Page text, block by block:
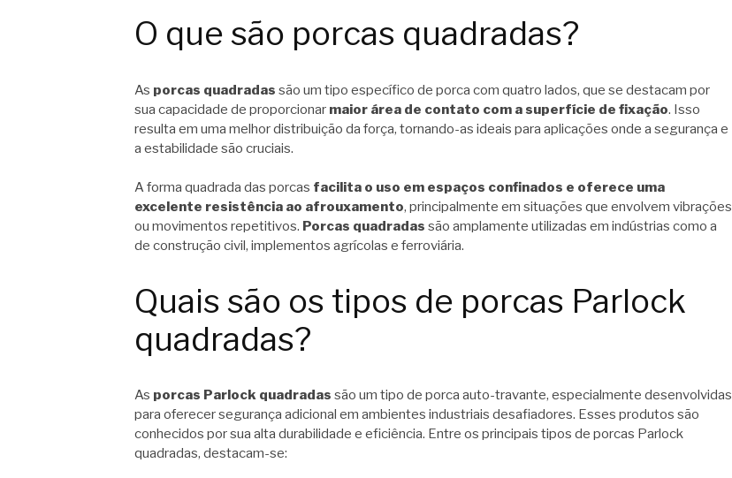
O que são porcas quadradas?
As porcas quadradas são um tipo específico de porca com quatro lados, que se destacam por
sua capacidade de proporcionar maior área de contato com a superfície de fixação. Isso
resulta em uma melhor distribuição da força, tornando-as ideais para aplicações onde a segurança e
a estabilidade são cruciais.
A forma quadrada das porcas facilita o uso em espaços confinados e oferece uma
excelente resistência ao afrouxamento, principalmente em situações que envolvem vibrações
ou movimentos repetitivos. Porcas quadradas são amplamente utilizadas em indústrias como a
de construção civil, implementos agrícolas e ferroviária.
Quais são os tipos de porcas Parlock
quadradas?
As porcas Parlock quadradas são um tipo de porca auto-travante, especialmente desenvolvidas
para oferecer segurança adicional em ambientes industriais desafiadores. Esses produtos são
conhecidos por sua alta durabilidade e eficiência. Entre os principais tipos de porcas Parlock
quadradas, destacam-se: